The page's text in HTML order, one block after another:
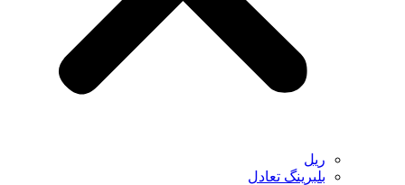
ریل
بلبرینگ تعادل